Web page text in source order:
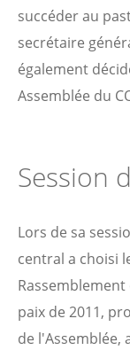
succéder au
secrétaire
également
Assemblée du
Session
Lors de sa
central a choisi
paix de 2011,
de l'Assemblée,